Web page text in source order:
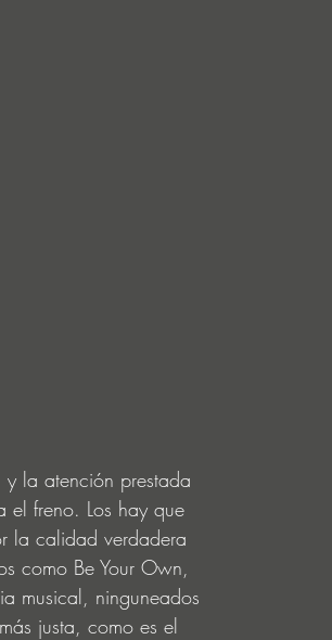
la atención prestada
freno. Los hay que
la calidad verdadera
como Be Your Own,
musical, ninguneados
justa, como es el